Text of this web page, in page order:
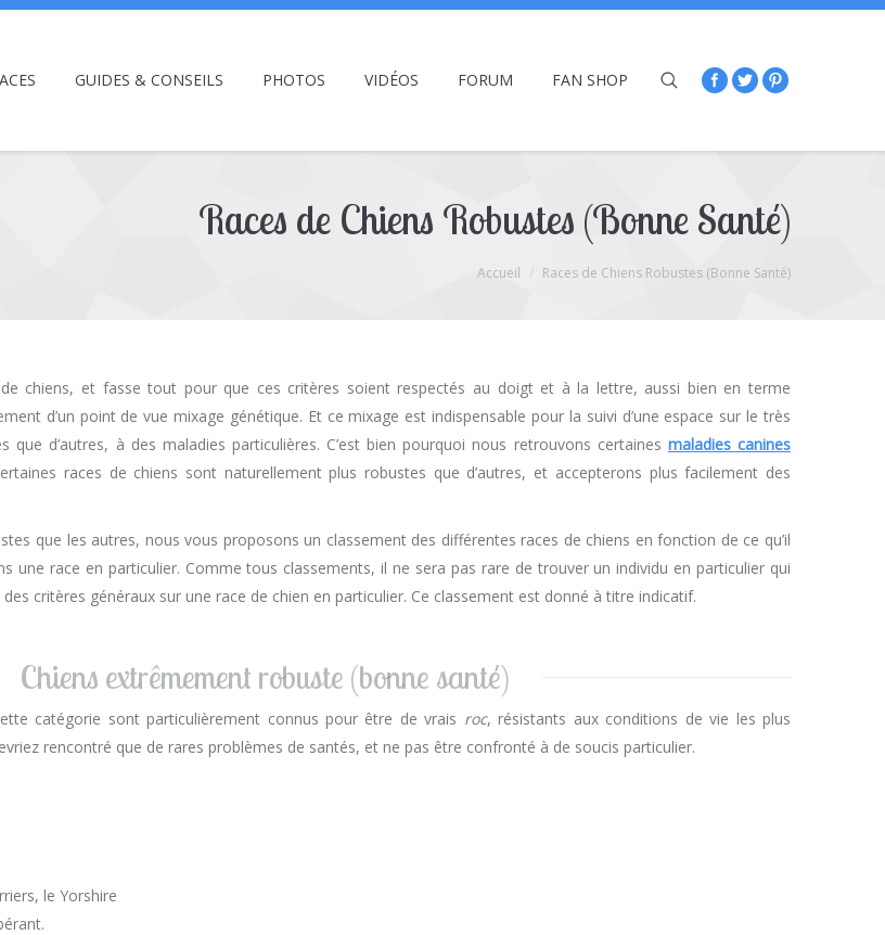
GUIDES & CONSEILS PHOTOS VIDÉOS FORUM FAN SHOP
Races de Chiens Robustes (Bonne Santé)
Accueil Races de Chiens Robustes (Bonne Santé)
chiens, et fasse tout pour que ces critères soient respectés au doigt et à la lettre, aussi bien en terme
d’un point de vue mixage génétique. Et ce mixage est indispensable pour la suivi d’une espace sur le très
que d’autres, à des maladies particulières. C’est bien pourquoi nous retrouvons certaines maladies canines
races de chiens sont naturellement plus robustes que d’autres, et accepterons plus facilement des
que les autres, nous vous proposons un classement des différentes races de chiens en fonction de ce qu’il
race en particulier. Comme tous classements, il ne sera pas rare de trouver un individu en particulier qui
critères généraux sur une race de chien en particulier. Ce classement est donné à titre indicatif.
Chiens extrêmement robuste (bonne santé)
catégorie sont particulièrement connus pour être de vrais roc, résistants aux conditions de vie les plus
rencontré que de rares problèmes de santés, et ne pas être confronté à de soucis particulier.
le Yorshire